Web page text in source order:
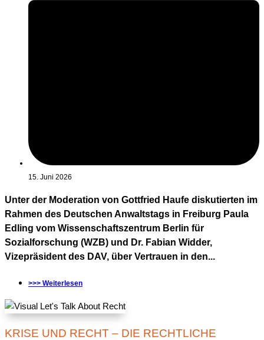
15. Juni 2026
Unter der Moderation von Gottfried Haufe diskutierten im
Rahmen des Deutschen Anwaltstags in Freiburg Paula
Edling vom Wissenschaftszentrum Berlin für
Sozialforschung (WZB) und Dr. Fabian Widder,
Vizepräsident des DAV, über Vertrauen in den...
>>> Weiterlesen
KRISE UND RECHT – DIE RECHTLICHE